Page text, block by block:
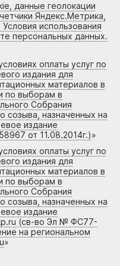
данные геолокации
Яндекс.Метрика,
использования
персональных данных.
оплаты услуг по
издания для
материалов в
по выборам в
Собрания
созыва, назначенных на
издание
от 11.08.2014г.)»
оплаты услуг по
издания для
материалов в
по выборам в
Собрания
созыва, назначенных на
издание
(св-во Эл № ФС77-
на региональном
»